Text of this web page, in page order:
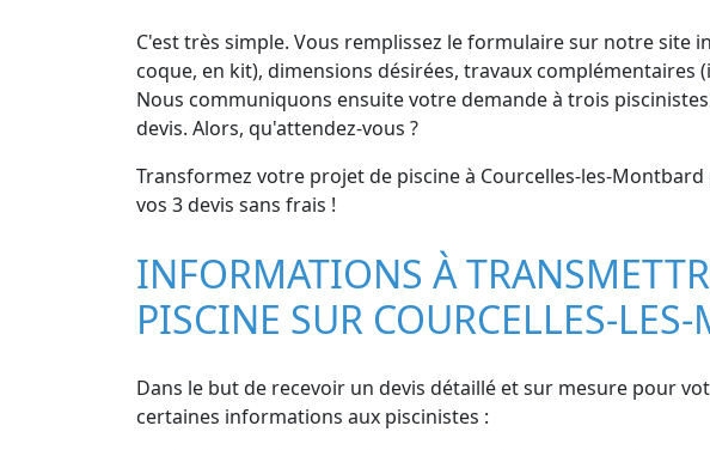
C'est très simple. Vous remplissez le formulaire sur notre site
coque, en kit), dimensions désirées, travaux
Nous communiquons ensuite votre demande à trois
devis. Alors, qu'attendez-vous ?
Transformez votre projet de piscine à Courcelles-les-
vos 3 devis sans frais !
INFORMATIONS À
PISCINE SUR COURCELLES-
Dans le but de recevoir un devis détaillé et sur mesure pour
certaines informations aux piscinistes :